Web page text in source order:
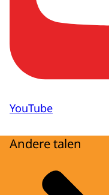
YouTube
Andere talen